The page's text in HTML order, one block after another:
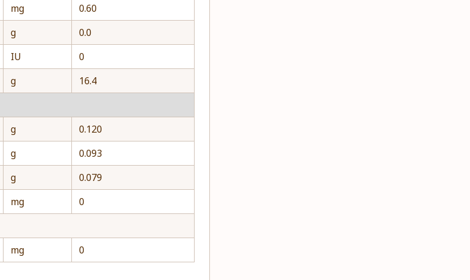
mg
0.60
g
0.0
IU
0
g
16.4
g
0.120
g
0.093
g
0.079
mg
0
mg 0